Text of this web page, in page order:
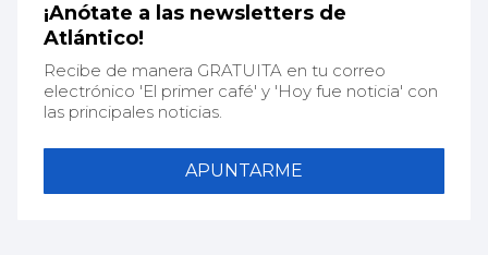
¡Anótate a las newsletters de
Atlántico!
Recibe de manera GRATUITA en tu correo
electrónico 'El primer café' y 'Hoy fue noticia' con
las principales noticias.
APUNTARME